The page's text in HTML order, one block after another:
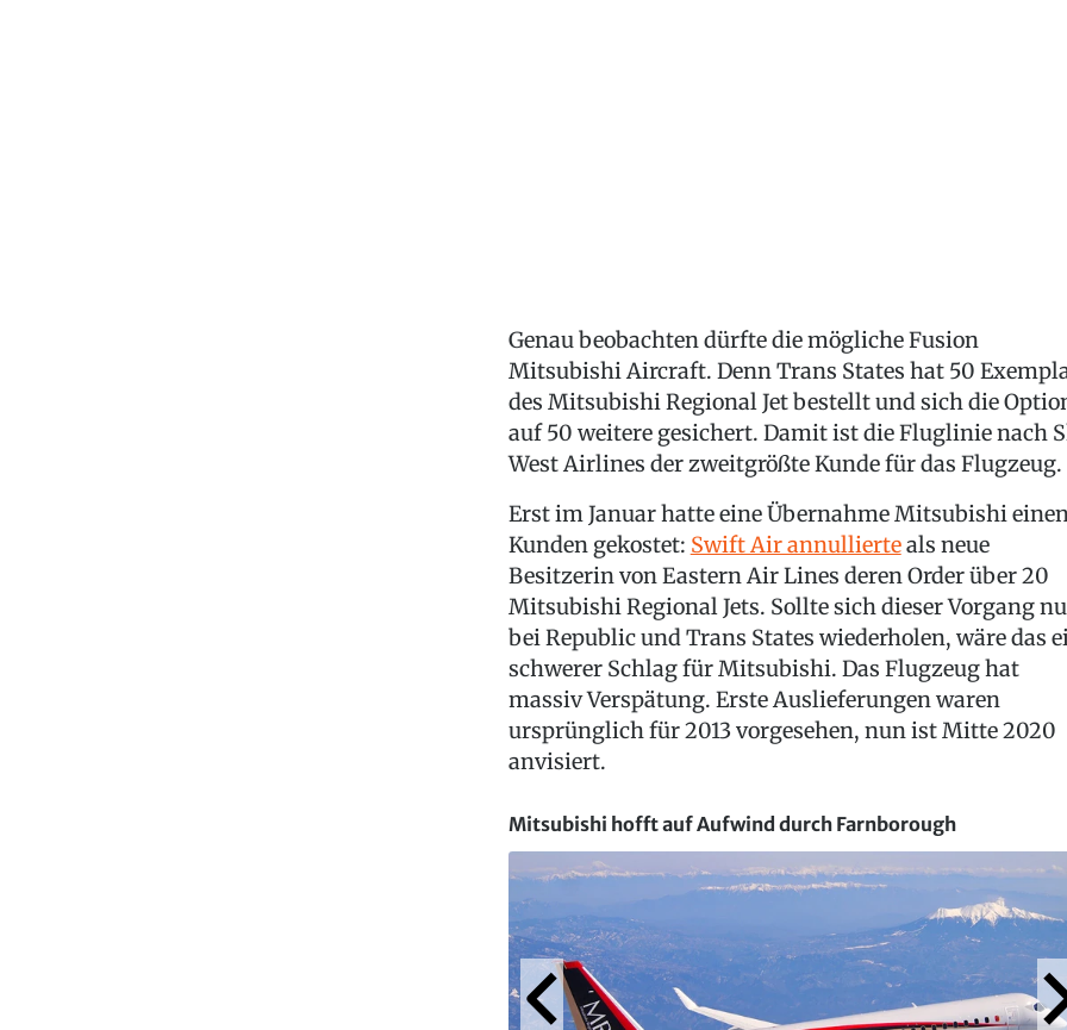
Genau beobachten dürfte die mögliche Fusion
Mitsubishi Aircraft. Denn Trans States hat 50
des Mitsubishi Regional Jet bestellt und sich die
auf 50 weitere gesichert. Damit ist die Fluglinie nach
West Airlines der zweitgrößte Kunde für das Flugzeug.
Erst im Januar hatte eine Übernahme Mitsubishi
Kunden gekostet: Swift Air annullierteals neue
Besitzerin von Eastern Air Lines deren Order über 20
Mitsubishi Regional Jets. Sollte sich dieser Vorgang
bei Republic und Trans States wiederholen, wäre das
schwerer Schlag für Mitsubishi. Das Flugzeug hat
massiv Verspätung. Erste Auslieferungen waren
ursprünglich für 2013 vorgesehen, nun ist Mitte 2020
anvisiert.
Mitsubishi hofft auf Aufwind durch Farnborough